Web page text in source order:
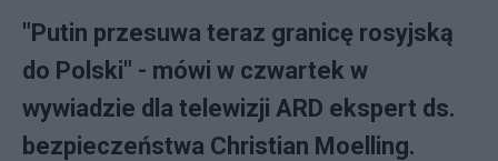
"Putin przesuwa teraz granicę rosyjską
do Polski" - mówi w czwartek w
wywiadzie dla telewizji ARD ekspert ds.
bezpieczeństwa Christian Moelling.